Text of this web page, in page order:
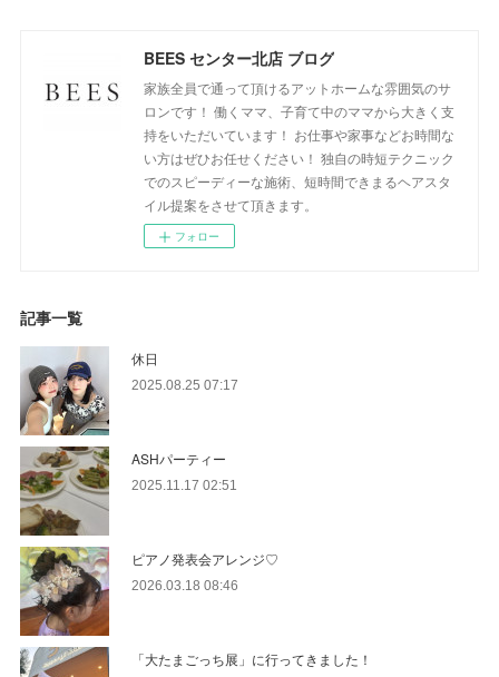
BEES センター北店 ブログ
家族全員で通って頂けるアットホームな雰囲気のサ
ロンです！ 働くママ、子育て中のママから大きく支
持をいただいています！ お仕事や家事などお時間な
い方はぜひお任せください！ 独自の時短テクニック
でのスピーディーな施術、短時間できまるヘアスタ
イル提案をさせて頂きます。
フォロー
記事一覧
休日
2025.08.25 07:17
ASHパーティー
2025.11.17 02:51
ピアノ発表会アレンジ♡
2026.03.18 08:46
「大たまごっち展」に行ってきました！